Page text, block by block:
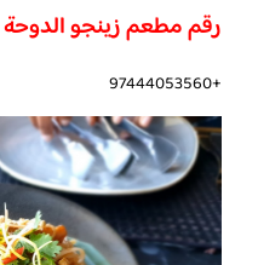
رقم مطعم زينجو الدوحة
+97444053560